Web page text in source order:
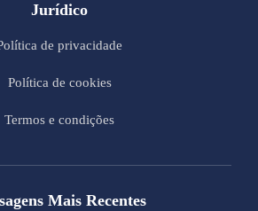
Jurídico
de privacidade
Política de cookies
Termos e condições
Mais Recentes